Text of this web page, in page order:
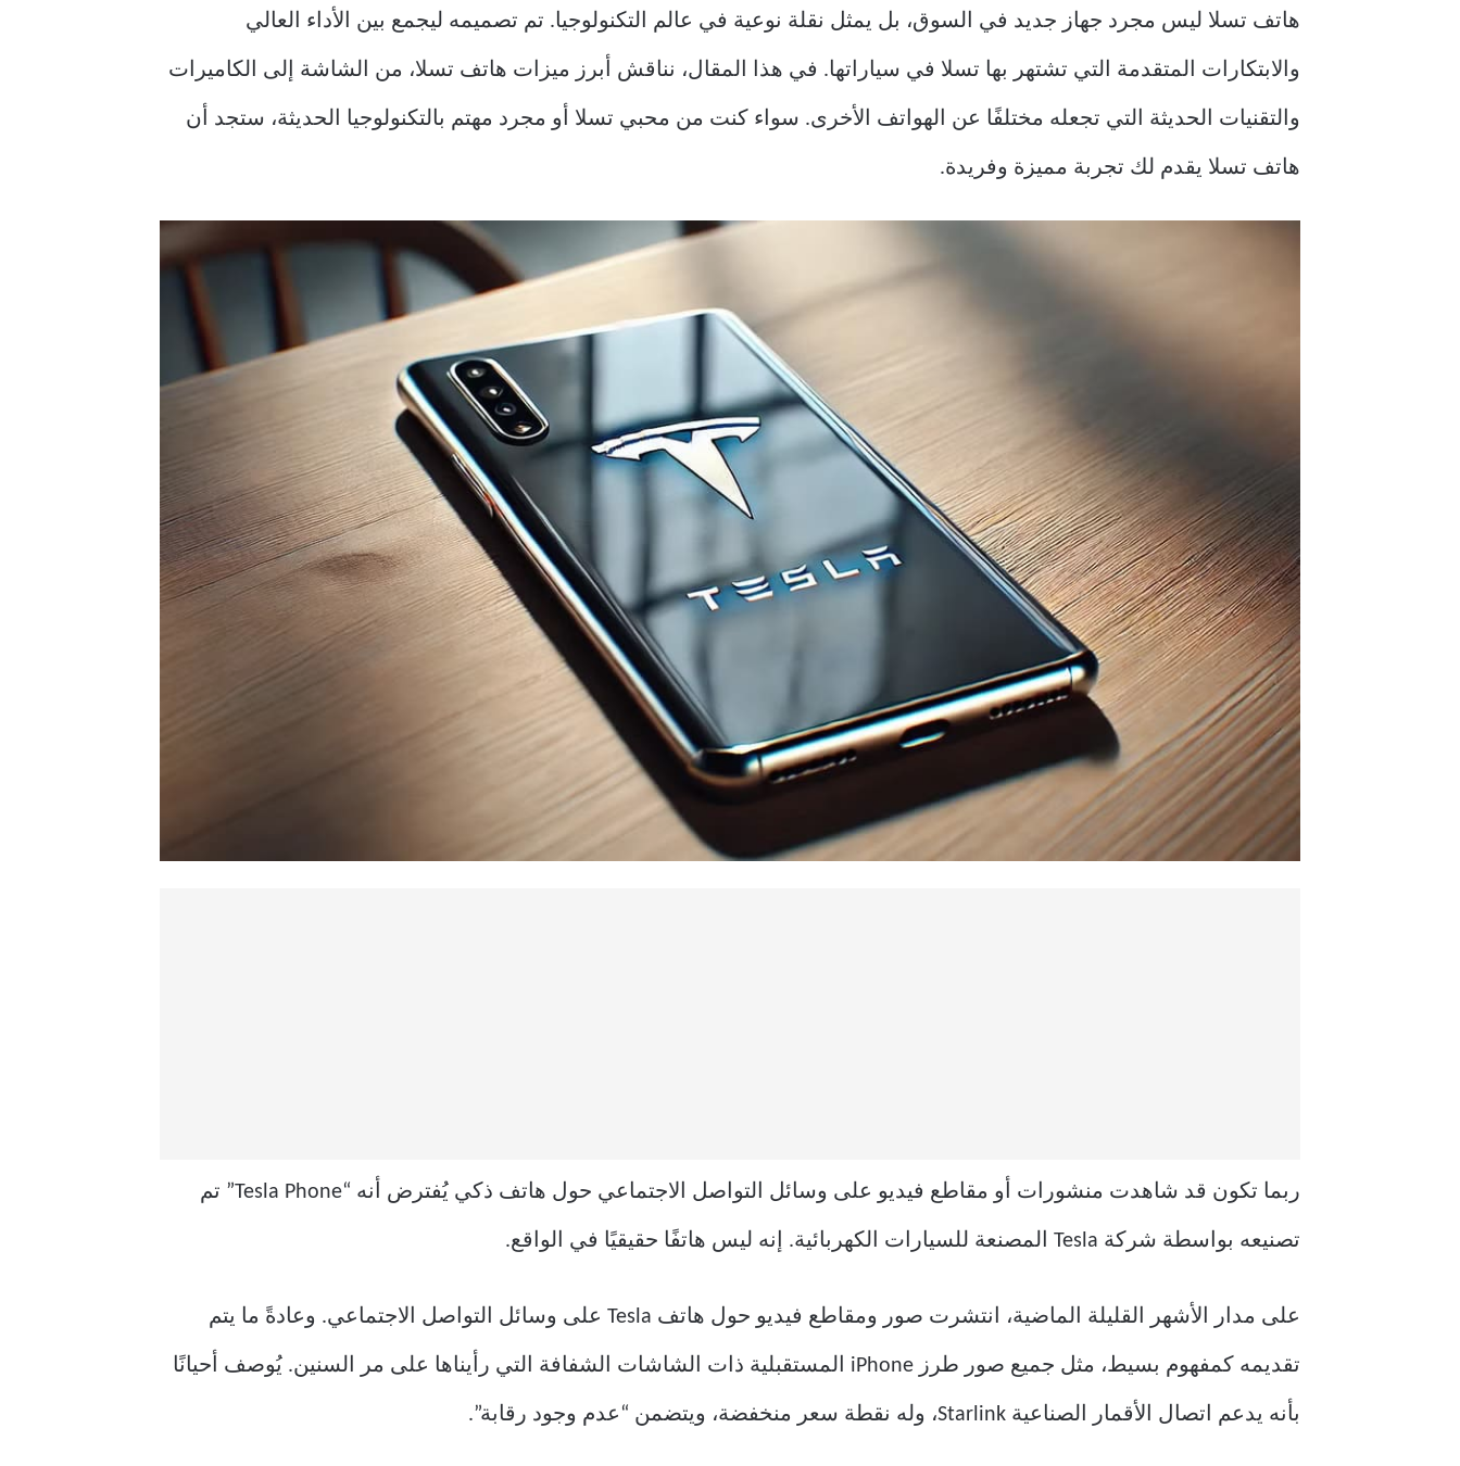
هاتف تسلا ليس مجرد جهاز جديد في السوق، بل يمثل نقلة نوعية في عالم التكنولوجيا. تم تصميمه ليجمع بين الأداء العالي
والابتكارات المتقدمة التي تشتهر بها تسلا في سياراتها. في هذا المقال، نناقش أبرز ميزات هاتف تسلا، من الشاشة إلى الكاميرات
والتقنيات الحديثة التي تجعله مختلفًا عن الهواتف الأخرى. سواء كنت من محبي تسلا أو مجرد مهتم بالتكنولوجيا الحديثة، ستجد أن
هاتف تسلا يقدم لك تجربة مميزة وفريدة.
ربما تكون قد شاهدت منشورات أو مقاطع فيديو على وسائل التواصل الاجتماعي حول هاتف ذكي يُفترض أنه “Tesla Phone” تم
تصنيعه بواسطة شركة Tesla المصنعة للسيارات الكهربائية. إنه ليس هاتفًا حقيقيًا في الواقع.
على مدار الأشهر القليلة الماضية، انتشرت صور ومقاطع فيديو حول هاتف Tesla على وسائل التواصل الاجتماعي. وعادةً ما يتم
تقديمه كمفهوم بسيط، مثل جميع صور طرز iPhone المستقبلية ذات الشاشات الشفافة التي رأيناها على مر السنين. يُوصف أحيانًا
بأنه يدعم اتصال الأقمار الصناعية Starlink، وله نقطة سعر منخفضة، ويتضمن “عدم وجود رقابة”.